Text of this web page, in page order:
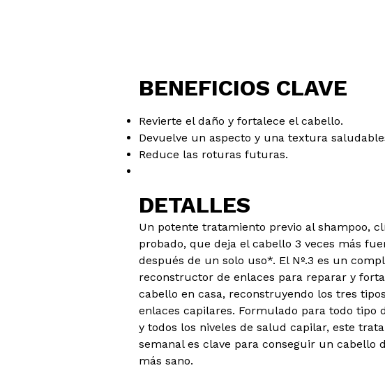
BENEFICIOS CLAVE
Revierte el daño y fortalece el cabello.
Devuelve un aspecto y una textura
Reduce las roturas futuras.
DETALLES
Un potente tratamiento previo al shampoo,
probado, que deja el cabello 3 veces más
después de un solo uso*. El Nº.3 es un
reconstructor de enlaces para reparar y
cabello en casa, reconstruyendo los tres
enlaces capilares. Formulado para todo tipo
y todos los niveles de salud capilar, este
semanal es clave para conseguir un cabello
más sano.